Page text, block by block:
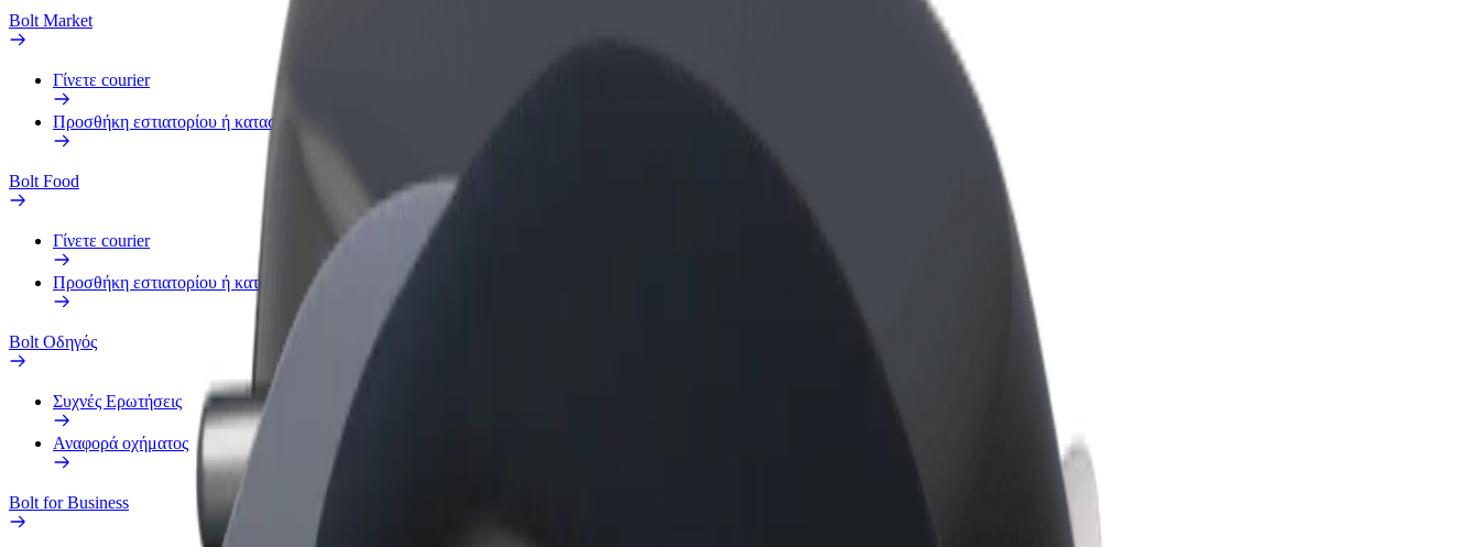
Bolt Market
Γίνετε courier
Προσθήκη εστιατορίου ή καταστήματος
Bolt Food
Γίνετε courier
Προσθήκη εστιατορίου ή καταστήματος
Bolt Οδηγός
Συχνές Ερωτήσεις
Αναφορά οχήματος
Bolt for Business